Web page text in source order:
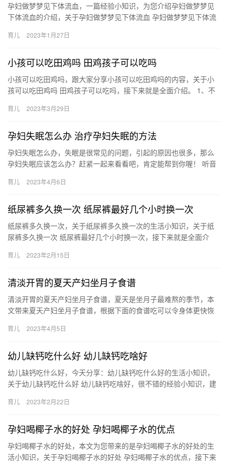
孕妇做梦梦见下体流血，一篇经验小知识，为您介绍孕妇做梦梦见
下体流血的介绍，关于孕妇做梦梦见下体流血 孕妇做梦梦见下体流
孕…
育儿 2023年1月27日
小孩可以吃田鸡吗 田鸡孩子可以吃吗
小孩可以吃田鸡吗，跟大家分享小孩可以吃田鸡吗的内容，关于小
孩可以吃田鸡吗 田鸡孩子可以吃吗，接下来就是全面介绍。 1、不
可…
育儿 2023年3月29日
孕妇失眠怎么办 治疗孕妇失眠的方法
孕妇失眠怎么办，失眠是很常见的问题，引起的原因也很多，那么
孕妇失眠应该怎么办？赶紧一起来看看吧，肯定能帮到你喔！ 听音
怎…
育儿 2023年4月6日
纸尿裤多久换一次 纸尿裤最好几个小时换一次
纸尿裤多久换一次，关于纸尿裤多久换一次的生活小知识，关于纸
尿裤多久换一次 纸尿裤最好几个小时换一次，接下来就是全面介
裤…
育儿 2023年2月15日
清淡开胃的夏天产妇坐月子食谱
清淡开胃的夏天产妇坐月子食谱，夏天是坐月子最难熬的季节，本
文带来夏天产妇坐月子食谱，根据下面的食谱吃可以令身体更快恢
萝卜…
育儿 2023年4月5日
幼儿缺钙吃什么好 幼儿缺钙吃啥好
幼儿缺钙吃什么好，今天分享：幼儿缺钙吃什么好的生活小知识，
关于幼儿缺钙吃什么好 幼儿缺钙吃啥好，很不错的经验小知识，建
缺…
育儿 2023年2月22日
孕妇喝椰子水的好处 孕妇喝椰子水的优点
孕妇喝椰子水的好处，本文为您带来的是孕妇喝椰子水的好处的生
活小知识，关于孕妇喝椰子水的好处 孕妇喝椰子水的优点，接下来